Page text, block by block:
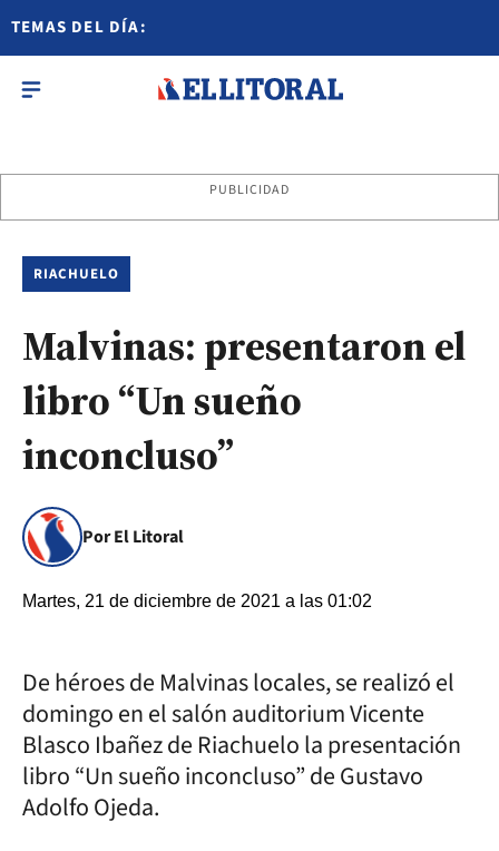
TEMAS DEL DÍA:
PUBLICIDAD
RIACHUELO
Malvinas: presentaron el
libro “Un sueño
inconcluso”
Por El Litoral
Martes, 21 de diciembre de 2021 a las 01:02
De héroes de Malvinas locales, se realizó el
domingo en el salón auditorium Vicente
Blasco Ibañez de Riachuelo la presentación
libro “Un sueño inconcluso” de Gustavo
Adolfo Ojeda.